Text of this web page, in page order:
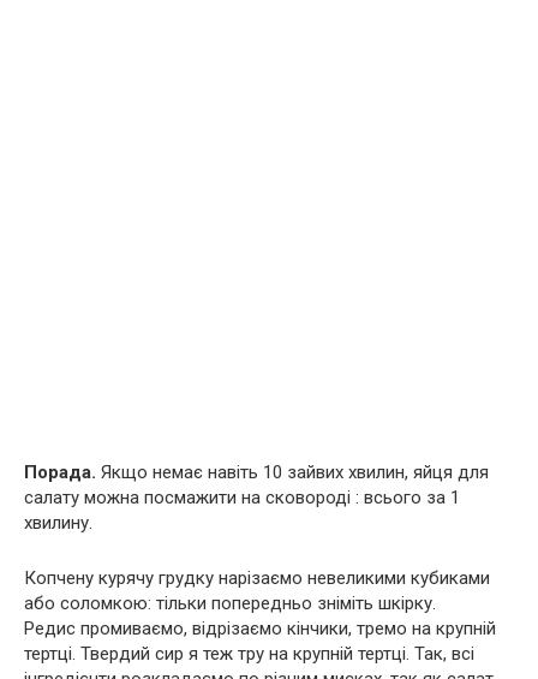
Порада. Якщо немає навіть 10 зайвих хвилин, яйця для
салату можна посмажити на сковороді : всього за 1
хвилину.
Копчену курячу грyдку нарізаємо невеликими кубиками
або соломкою: тільки попередньо зніміть шкірку.
Редис промиваємо, відрізаємо кінчики, тремо на крупній
тертці. Твердий сир я теж тру на крупній тертці. Так, всі